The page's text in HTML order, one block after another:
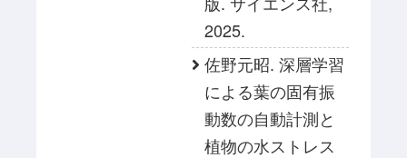
2025.
佐野元昭. 深層学習
による葉の固有振
動数の自動計測と
植物の水ストレス